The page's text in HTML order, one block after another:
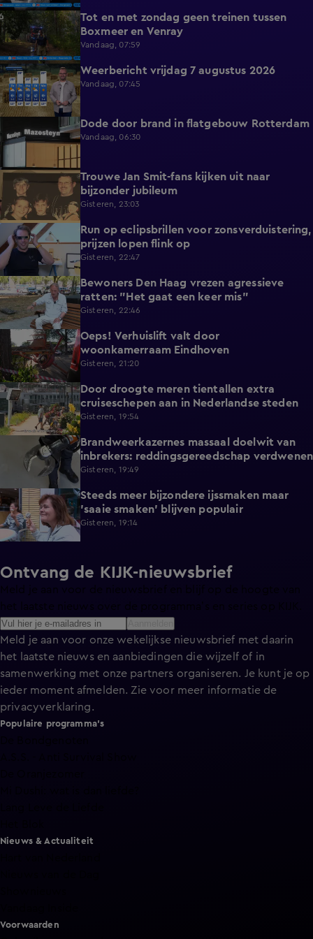
0:36
Tot en met zondag geen treinen tussen
Boxmeer en Venray
Vandaag, 07:59
2:26 Weerbericht vrijdag 7 augustus 2026
Vandaag, 07:45
Dode door brand in flatgebouw Rotterdam
Vandaag, 06:30
1:59
Trouwe Jan Smit-fans kijken uit naar
bijzonder jubileum
Gisteren, 23:03
2:06
Run op eclipsbrillen voor zonsverduistering,
prijzen lopen flink op
Gisteren, 22:47
1:54
Bewoners Den Haag vrezen agressieve
ratten: "Het gaat een keer mis"
Gisteren, 22:46
0:58
Oeps! Verhuislift valt door
woonkamerraam Eindhoven
Gisteren, 21:20
2:11
Door droogte meren tientallen extra
cruiseschepen aan in Nederlandse steden
Gisteren, 19:54
Brandweerkazernes massaal doelwit van
inbrekers: reddingsgereedschap verdwenen
Gisteren, 19:49
1:17
Steeds meer bijzondere ijssmaken maar
'saaie smaken' blijven populair
Gisteren, 19:14
Ontvang de KIJK-nieuwsbrief
Meld je aan voor de nieuwsbrief en blijf op de hoogte van
Meld je aan voor onze wekelijkse nieuwsbrief met daarin
het laatste nieuws en aanbiedingen die wijzelf of in
samenwerking met onze partners organiseren. Je kunt je op
ieder moment afmelden. Zie voor meer informatie de
privacyverklaring.
Populaire programma's
Nieuws & Actualiteit
Voorwaarden